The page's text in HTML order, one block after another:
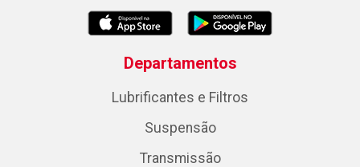
Departamentos
Lubrificantes e Filtros
Suspensão
Transmissão